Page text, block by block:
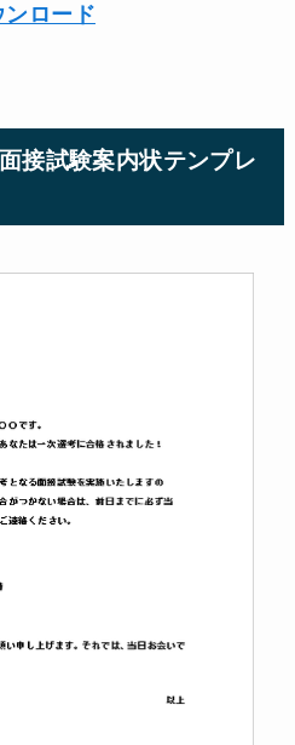
ンロード
接試験案内状テンプレ